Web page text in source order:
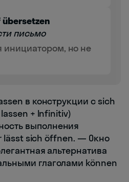
übersetzen
письмо
инициатором, но не
в конструкции с sich
+ Infinitiv)
выполнения
lässt sich öffnen. — Окно
альтернатива
глаголами können